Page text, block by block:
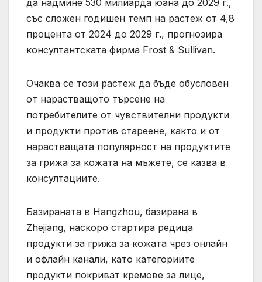
да надмине 530 милиарда юана до 2029 г.,
със сложен годишен темп на растеж от 4,8
процента от 2024 до 2029 г., прогнозира
консултантската фирма Frost & Sullivan.
Очаква се този растеж да бъде обусловен
от нарастващото търсене на
потребителите от чувствителни продукти
и продукти против стареене, както и от
нарастващата популярност на продуктите
за грижа за кожата на мъжете, се казва в
консултациите.
Базираната в Hangzhou, базирана в
Zhejiang, наскоро стартира редица
продукти за грижа за кожата чрез онлайн
и офлайн канали, като категориите
продукти покриват кремове за лице,